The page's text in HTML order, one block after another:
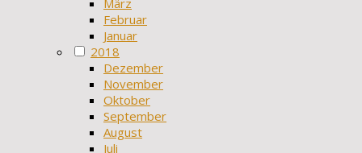
März
Februar
Januar
2018
Dezember
November
Oktober
September
August
Juli